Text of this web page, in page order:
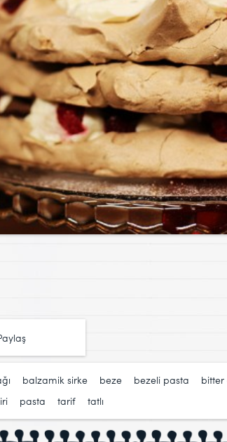
balzamik sirke beze bezeli pasta bitter
pasta tarif tatlı